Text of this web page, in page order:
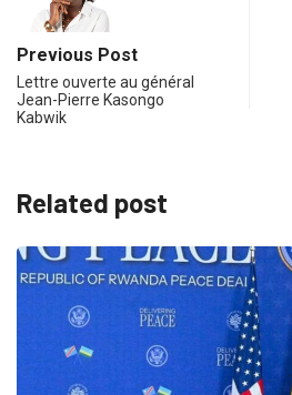
Previous Post
Lettre ouverte au général
Jean-Pierre Kasongo
Kabwik
Related post